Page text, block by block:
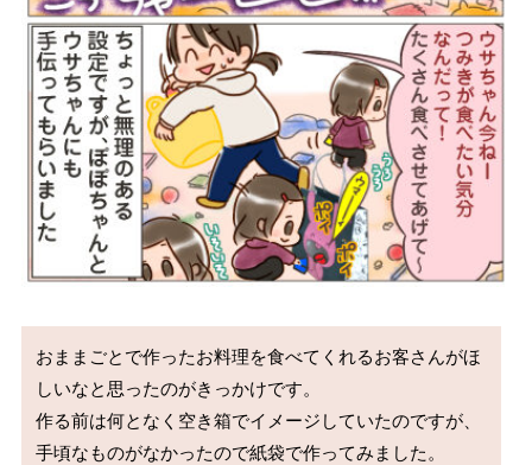
おままごとで作ったお料理を食べてくれるお客さんがほ
しいなと思ったのがきっかけです。
作る前は何となく空き箱でイメージしていたのですが、
手頃なものがなかったので紙袋で作ってみました。